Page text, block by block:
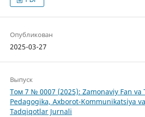
Опубликован
2025-03-27
Выпуск
Том 7 № 0007 (2025): Zamonaviy Fan va
Pedagogika, Axborot-Kommunikatsiya
Tadqiqotlar Jurnali